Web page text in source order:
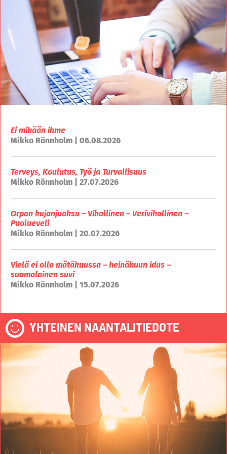
Ei mikään ihme
Mikko Rönnholm | 06.08.2026
Terveys, Koulutus, Työ ja Turvallisuus
Mikko Rönnholm | 27.07.2026
Orpon kujanjuoksu – Vihollinen – Verivihollinen –
Puolueveli
Mikko Rönnholm | 20.07.2026
Vielä ei olla mätäkuussa – heinäkuun idus –
suomalainen suvi
Mikko Rönnholm | 15.07.2026
YHTEINEN NAANTALITIEDOTE